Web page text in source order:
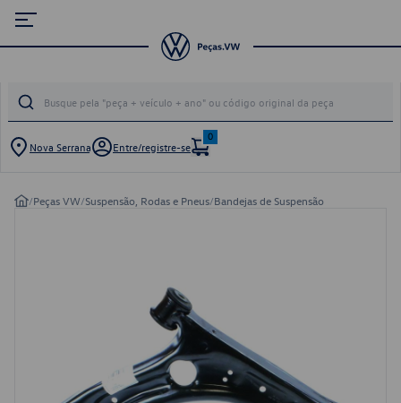
Nova Serrana Entre/registre-se
0
/Peças VW/Suspensão, Rodas e Pneus/Bandejas de Suspensão